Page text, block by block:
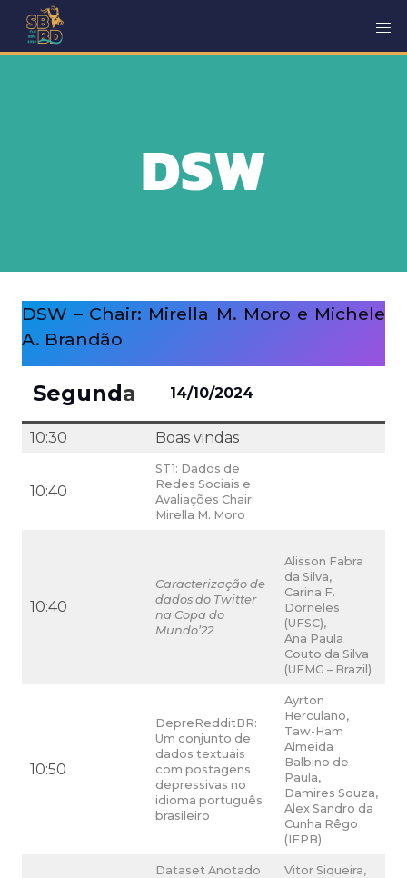
DSW
DSW – Chair: Mirella M. Moro e Michele
A. Brandão
Segunda 14/10/2024
10:30 Boas vindas
10:40
ST1: Dados de
Redes Sociais e
Avaliações Chair:
Mirella M. Moro
10:40
Caracterização de
dados do Twitter
na Copa do
Mundo’22
Alisson Fabra
da Silva,
Carina F.
Dorneles
(UFSC),
Ana Paula
Couto da Silva
(UFMG – Brazil)
10:50
DepreRedditBR:
Um conjunto de
dados textuais
com postagens
depressivas no
idioma português
brasileiro
Ayrton
Herculano,
Taw-Ham
Almeida
Balbino de
Paula,
Damires Souza,
Alex Sandro da
Cunha Rêgo
(IFPB)
Dataset Anotado
Vitor Siqueira,